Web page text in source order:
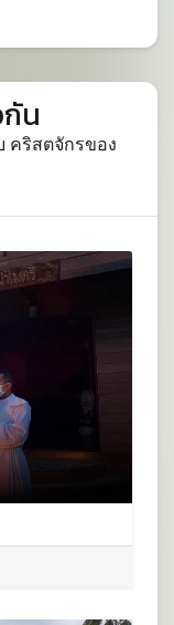
น
คริสตจักรของ